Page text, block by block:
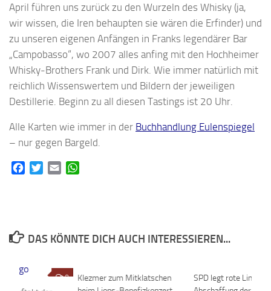
April führen uns zurück zu den Wurzeln des Whisky (ja,
wir wissen, die Iren behaupten sie wären die Erfinder) und
zu unseren eigenen Anfängen in Franks legendärer Bar
„Campobasso“, wo 2007 alles anfing mit den Hochheimer
Whisky-Brothers Frank und Dirk. Wie immer natürlich mit
reichlich Wissenswertem und Bildern der jeweiligen
Destillerie. Beginn zu all diesen Tastings ist 20 Uhr.
Alle Karten wie immer in der Buchhandlung Eulenspiegel
– nur gegen Bargeld.
FacebookTwitterEmail
DAS KÖNNTE DICH AUCH INTERESSIEREN...
Klezmer zum Mitklatschen
SPD legt rote Linien
0